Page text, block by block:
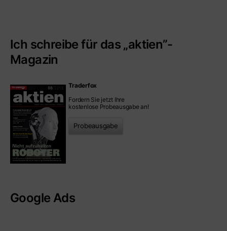
Ich schreibe für das „aktien”-
Magazin
Traderfox
Fordern Sie jetzt Ihre
kostenlose Probeausgabe an!
Probeausgabe
Google Ads